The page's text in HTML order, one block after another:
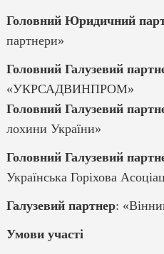
Головний Юридичний
партнери»
Головний Галузевий
«УКРСАДВИНПРОМ»
Головний Галузевий
лохини України»
Головний Галузевий
Українська Горіхова
Галузевий партнер:
Умови участі